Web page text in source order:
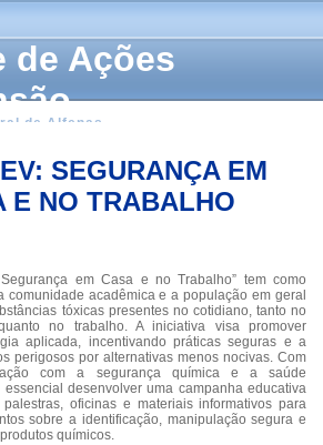
de Ações
de Alfenas
SEGURANÇA EM
E NO TRABALHO
em Casa e no Trabalho” tem como
comunidade acadêmica e a população em geral
tóxicas presentes no cotidiano, tanto no
no trabalho. A iniciativa visa promover
aplicada, incentivando práticas seguras e a
perigosos por alternativas menos nocivas. Com
com a segurança química e a saúde
desenvolver uma campanha educativa
oficinas e materiais informativos para
sobre a identificação, manipulação segura e
químicos.